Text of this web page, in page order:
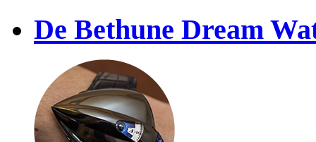
De Bethune Dream